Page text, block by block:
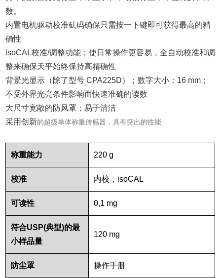
数。
内置电机驱动校准砝码确保只需按一下键即可获得最高的精
确性
isoCAL校准/调整功能；使日常操作更容易，全自动校准和调
整来确保天平始终保持高精确性
背景光显示（除了型号 CPA225D）；数字大小：16 mm；
不受外界光亮条件影响而快速准确的读数
大尺寸宽敞的防风罩；易于清洁
采用创新的超级单体称重传感器，具有突出的性能
称重能力 220 g
校准 内校， isoCAL
可读性 0,1 mg
符合USP(典型)的最
小样品量
120 mg
防尘罩 操作手册